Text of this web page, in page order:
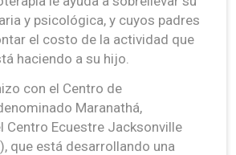
y psicológica, y cuyos padres
el costo de la actividad que
haciendo a su hijo.
con el Centro de
Maranathá,
Centro Ecuestre Jacksonville
que está desarrollando una